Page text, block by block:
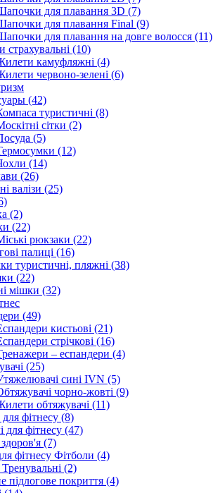
для плавання 3D (7)
для плавання Final (9)
для плавання на довге волосся (11)
страхувальні (10)
камуфляжні (4)
червоно-зелені (6)
(42)
туристичні (8)
сітки (2)
(5)
(12)
(14)
(26)
валізи (25)
(2)
(22)
рюкзаки (22)
палиці (16)
туристичні, пляжні (38)
(22)
мішки (32)
(49)
кистьові (21)
стрічкові (16)
– еспандери (4)
(25)
сині IVN (5)
чорно-жовті (9)
обтяжувачі (11)
для фітнесу (8)
для фітнесу (47)
(7)
фітнесу Фітболи (4)
(2)
підлогове покриття (4)